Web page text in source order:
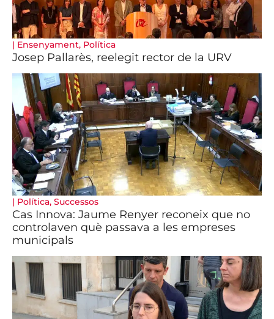
| Ensenyament, Política
Josep Pallarès, reelegit rector de la URV
| Política, Successos
Cas Innova: Jaume Renyer reconeix que no
controlaven què passava a les empreses
municipals